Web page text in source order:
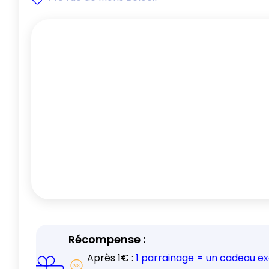
Récompense :
Après1€ : 1 parrainage = un cadeau